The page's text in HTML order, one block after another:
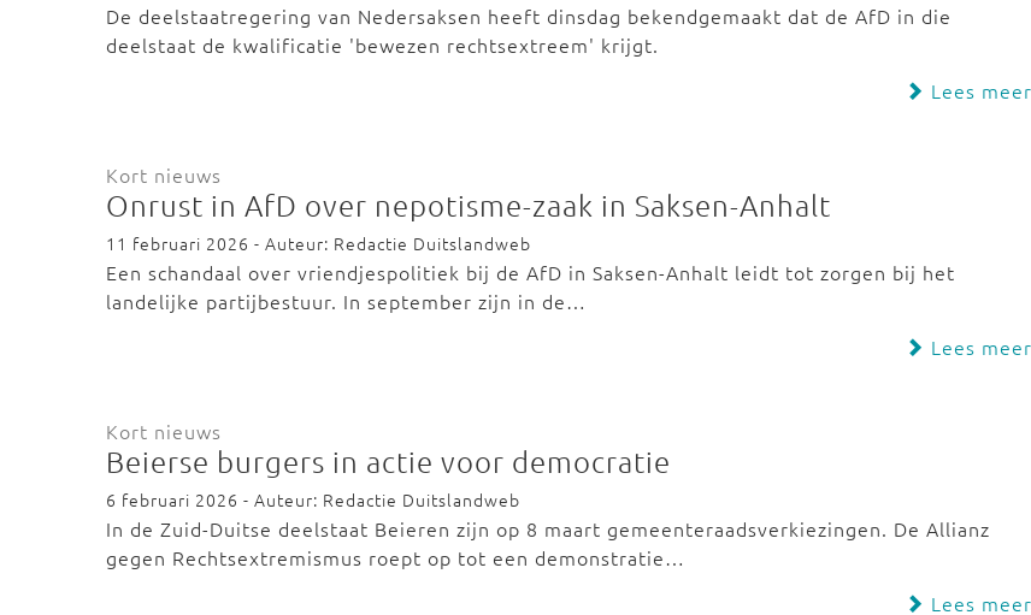
De deelstaatregering van Nedersaksen heeft dinsdag bekendgemaakt dat de AfD in die
deelstaat de kwalificatie 'bewezen rechtsextreem' krijgt.
Lees meer
Kort nieuws
Onrust in AfD over nepotisme-zaak in Saksen-Anhalt
11 februari 2026 - Auteur: Redactie Duitslandweb
Een schandaal over vriendjespolitiek bij de AfD in Saksen-Anhalt leidt tot zorgen bij het
landelijke partijbestuur. In september zijn in de…
Lees meer
Kort nieuws
Beierse burgers in actie voor democratie
6 februari 2026 - Auteur: Redactie Duitslandweb
In de Zuid-Duitse deelstaat Beieren zijn op 8 maart gemeenteraadsverkiezingen. De Allianz
gegen Rechtsextremismus roept op tot een demonstratie…
Lees meer